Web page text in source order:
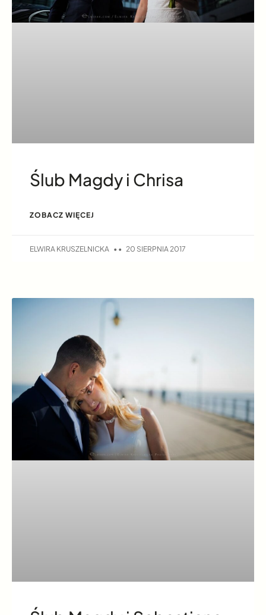
Ślub Magdy i Chrisa
ZOBACZ WIĘCEJ
ELWIRA KRUSZELNICKA 20 SIERPNIA 2017